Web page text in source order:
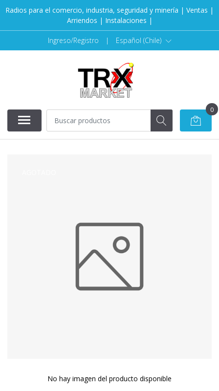
Radios para el comercio, industria, seguridad y minería | Ventas |
Arriendos | Instalaciones |
Ingreso/Registro | Español (Chile)
0
No hay imagen del producto disponible